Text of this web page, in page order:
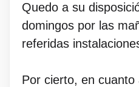
Quedo a su
domingos por las
referidas
Por cierto, en